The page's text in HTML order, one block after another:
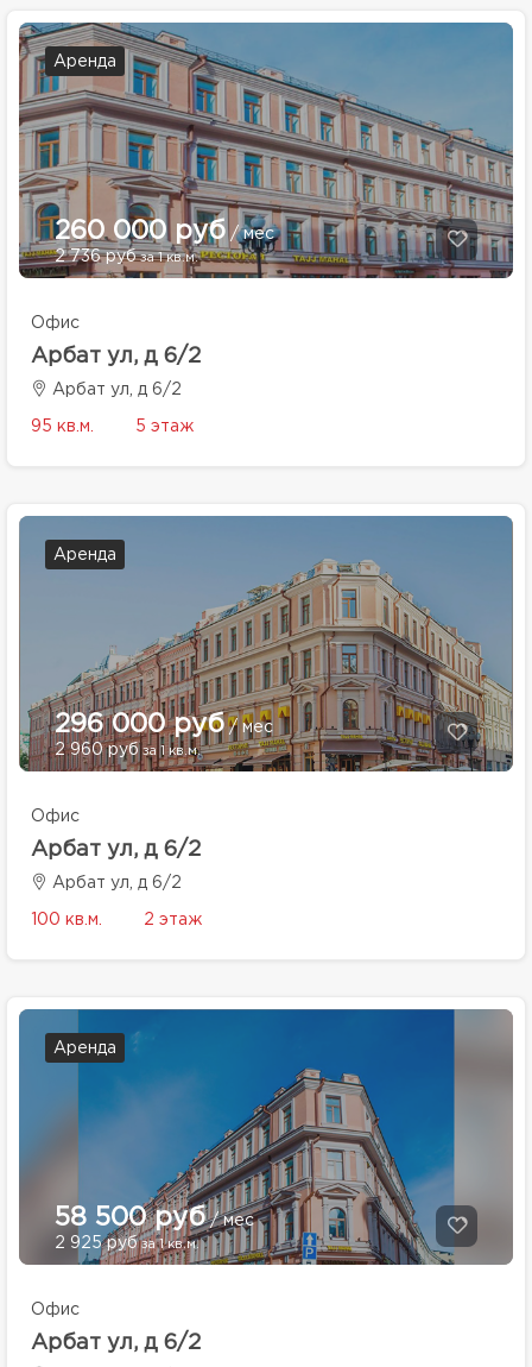
Аренда
260 000 руб / мес
2 736 рубза 1 кв.м.
Офис
Арбат ул, д 6/2
Арбат ул, д 6/2
95 кв.м. 5 этаж
Аренда
296 000 руб / мес
2 960 руб за 1 кв.м.
Офис
Арбат ул, д 6/2
Арбат ул, д 6/2
100 кв.м. 2 этаж
Аренда
58 500 руб/ мес
2 925 рубза 1 кв.м.
Офис
Арбат ул, д 6/2